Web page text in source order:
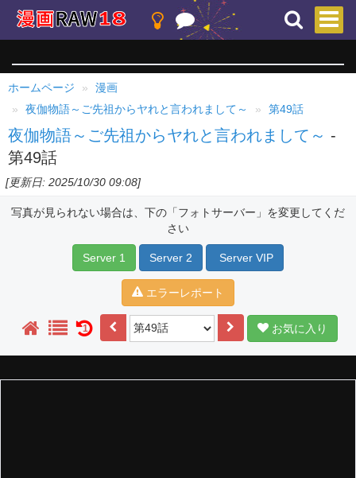
ホームページ
漫画
夜伽物語～ご先祖からヤれと言われまして～
第49話
夜伽物語～ご先祖からヤれと言われまして～ -
第49話
[更新日: 2025/10/30 09:08]
写真が見られない場合は、下の「フォトサーバー」を変更してくだ
さい
Server 1 Server 2 Server VIP
エラーレポート
1 お気に入り